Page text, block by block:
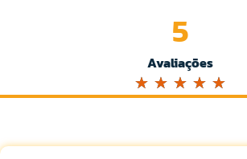
Avaliações
5
☆ ☆ ☆ ☆ ☆